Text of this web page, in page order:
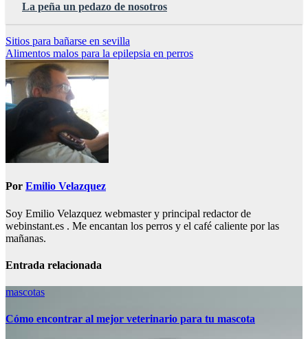
La peña un pedazo de nosotros
Navegación
de
entradas
Sitios para bañarse en sevilla
Alimentos malos para la epilepsia en perros
Por Emilio Velazquez
Soy Emilio Velazquez webmaster y principal redactor de
webinstant.es . Me encantan los perros y el café caliente por las
mañanas.
Entrada relacionada
mascotas
Cómo encontrar al mejor veterinario para tu mascota